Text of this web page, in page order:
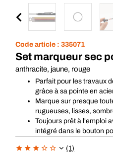
Code article : 335071
Set marqueur sec
anthracite, jaune, rouge
Parfait pour les travaux
grâce à sa pointe en
Marque sur presque
rugueuses, lisses,
Toujours prêt à l'emploi
intégré dans le bouton
(1)